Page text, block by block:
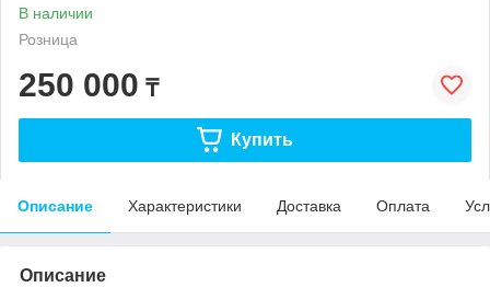
В наличии
Розница
250 000 ₸
Купить
Описание Характеристики Доставка Оплата
Описание